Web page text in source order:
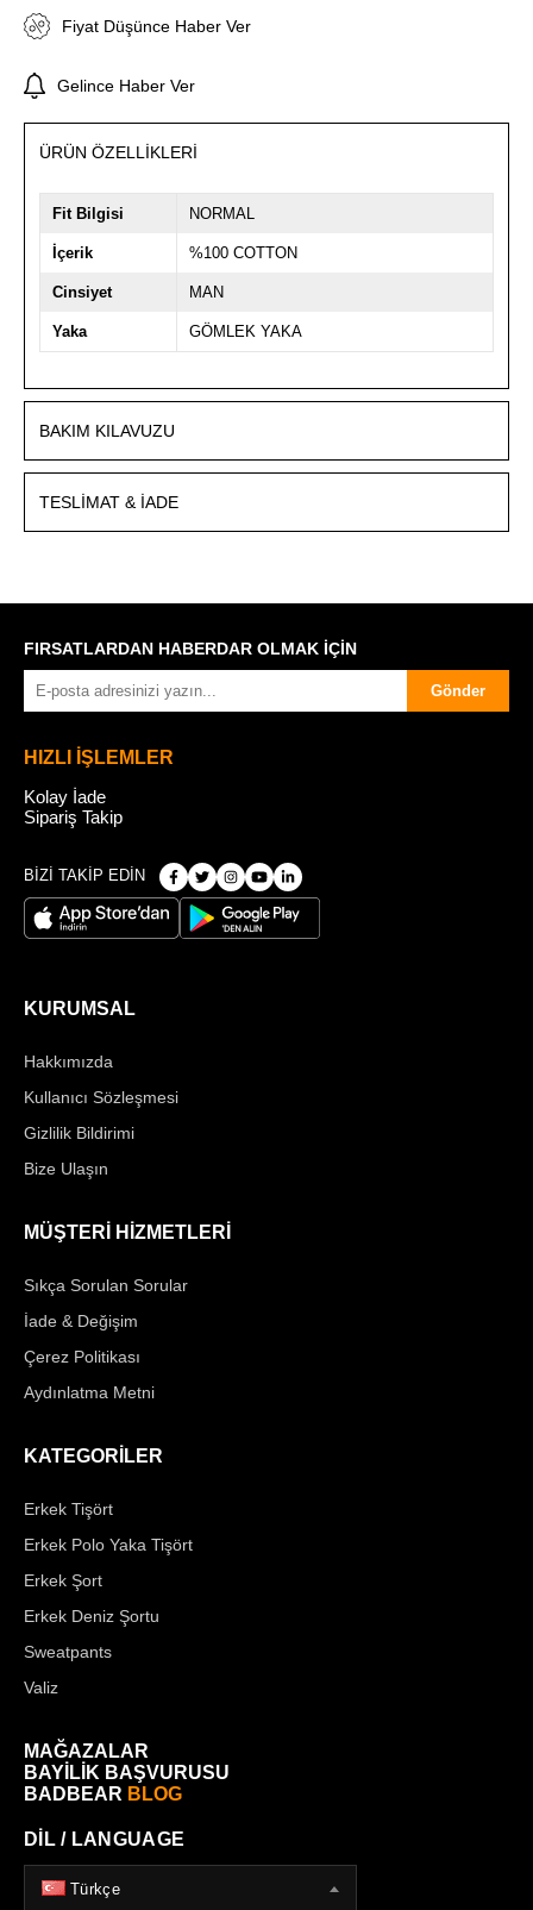
Fiyat Düşünce Haber Ver
Gelince Haber Ver
ÜRÜN ÖZELLIKLERI
Fit Bilgisi NORMAL
İçerik %100 COTTON
Cinsiyet MAN
Yaka GÖMLEK YAKA
BAKIM KILAVUZU
TESLIMAT & İADE
FIRSATLARDAN HABERDAR OLMAK İÇİN
Gönder
HIZLI İŞLEMLER
Kolay İade
Sipariş Takip
BİZİ TAKİP EDİN
KURUMSAL
Hakkımızda
Kullanıcı Sözleşmesi
Gizlilik Bildirimi
Bize Ulaşın
MÜŞTERİ HİZMETLERİ
Sıkça Sorulan Sorular
İade & Değişim
Çerez Politikası
Aydınlatma Metni
KATEGORİLER
Erkek Tişört
Erkek Polo Yaka Tişört
Erkek Şort
Erkek Deniz Şortu
Sweatpants
Valiz
MAĞAZALAR
BAYİLİK BAŞVURUSU
BADBEAR BLOG
DİL / LANGUAGE
Türkçe